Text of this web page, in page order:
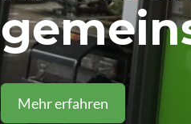
Mehr erfahren